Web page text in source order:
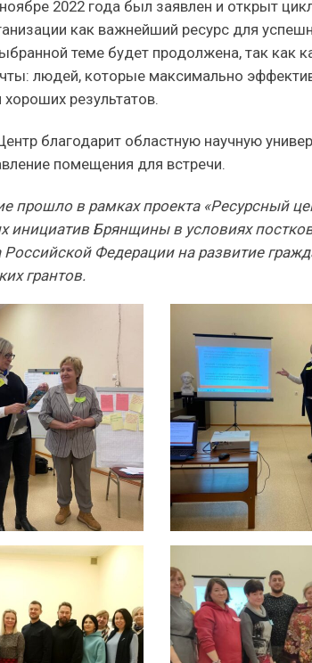
2022 года был заявлен и открыт
как важнейший ресурс для
теме будет продолжена, так как
людей, которые максимально
результатов.
благодарит областную научную
помещения для встречи.
прошло в рамках проекта «Ресурсный
инициатив Брянщины в условиях
Российской Федерации на развитие
грантов.